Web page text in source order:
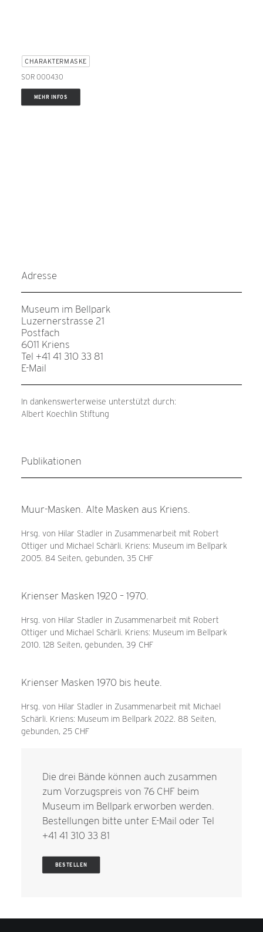
CHARAKTERMASKE
SOR 000430
MEHR INFOS
Adresse
Museum im Bellpark
Luzernerstrasse 21
Postfach
6011 Kriens
Tel +41 41 310 33 81
E-Mail
In dankenswerterweise unterstützt durch:
Albert Koechlin Stiftung
Publikationen
Muur-Masken. Alte Masken aus Kriens.
Hrsg. von Hilar Stadler in Zusammenarbeit mit Robert
Ottiger und Michael Schärli. Kriens: Museum im Bellpark
2005. 84 Seiten, gebunden, 35 CHF
Krienser Masken 1920 – 1970.
Hrsg. von Hilar Stadler in Zusammenarbeit mit Robert
Ottiger und Michael Schärli. Kriens: Museum im Bellpark
2010. 128 Seiten, gebunden, 39 CHF
Krienser Masken 1970 bis heute.
Hrsg. von Hilar Stadler in Zusammenarbeit mit Michael
Schärli. Kriens: Museum im Bellpark 2022. 88 Seiten,
gebunden, 25 CHF
Die drei Bände können auch zusammen
zum Vorzugspreis von 76 CHF beim
Museum im Bellpark erworben werden.
Bestellungen bitte unter E-Mail oder Tel
+41 41 310 33 81
BESTELLEN